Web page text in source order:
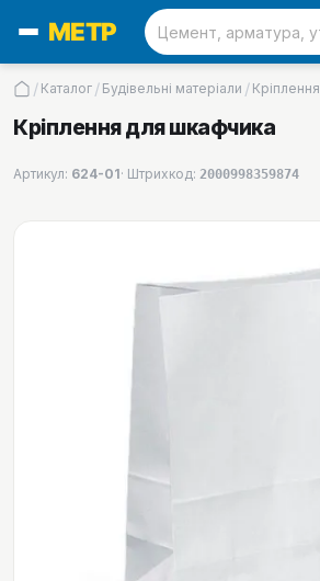
/ Каталог / Будівельні матеріали / Кріплення
Кріплення для шкафчика
Артикул: 624-01· Штрихкод: 2000998359874